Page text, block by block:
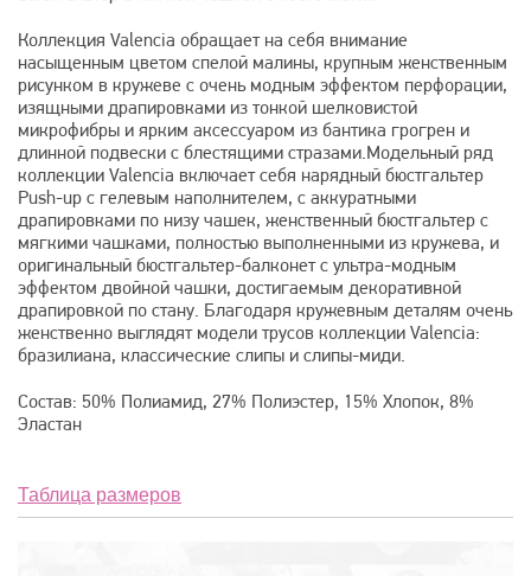
Коллекция Valencia обращает на себя внимание
насыщенным цветом спелой малины, крупным женственным
рисунком в кружеве с очень модным эффектом перфорации,
изящными драпировками из тонкой шелковистой
микрофибры и ярким аксессуаром из бантика грогрен и
длинной подвески с блестящими стразами.Модельный ряд
коллекции Valencia включает себя нарядный бюстгальтер
Push-up c гелевым наполнителем, с аккуратными
драпировками по низу чашек, женственный бюстгальтер с
мягкими чашками, полностью выполненными из кружева, и
оригинальный бюстгальтер-балконет с ультра-модным
эффектом двойной чашки, достигаемым декоративной
драпировкой по стану. Благодаря кружевным деталям очень
женственно выглядят модели трусов коллекции Valencia:
бразилиана, классические слипы и слипы-миди.
Состав: 50% Полиамид, 27% Полиэстер, 15% Хлопок, 8%
Эластан
Таблица размеров